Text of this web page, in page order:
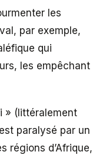
les
par exemple,
qui
les empêchant
» (littéralement
paralysé par un
régions d’Afrique,